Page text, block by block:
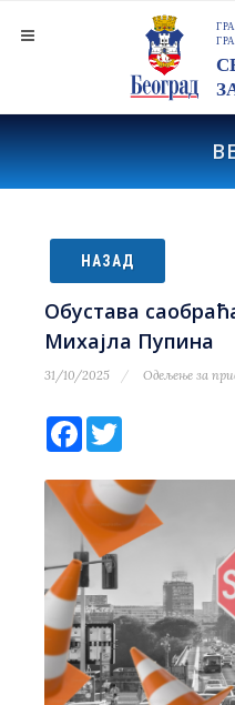
НАЗАД
Обустава
Михајла Пупина
31/10/2025 Одељење за
Facebook